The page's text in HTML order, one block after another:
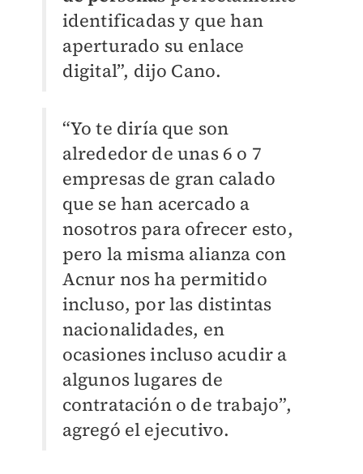
identificadas y que han
aperturado su enlace
digital”, dijo Cano.
“Yo te diría que son
alrededor de unas 6 o 7
empresas de gran calado
que se han acercado a
nosotros para ofrecer esto,
pero la misma alianza con
Acnur nos ha permitido
incluso, por las distintas
nacionalidades, en
ocasiones incluso acudir a
algunos lugares de
contratación o de trabajo”,
agregó el ejecutivo.